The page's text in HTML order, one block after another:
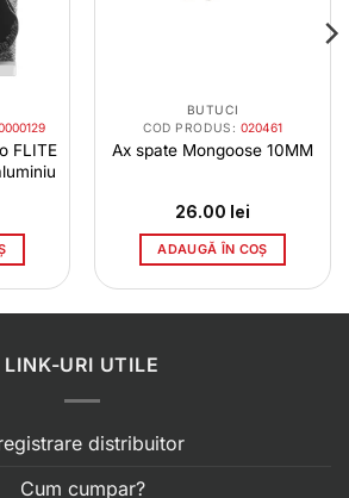
FLITE
BUTUCI
COD PRODUS: 020461
Ax spate Mongoose 10MM
26.00 lei
ADAUGĂ ÎN COȘ
LINK-URI UTILE
distribuitor
Cum cumpar?